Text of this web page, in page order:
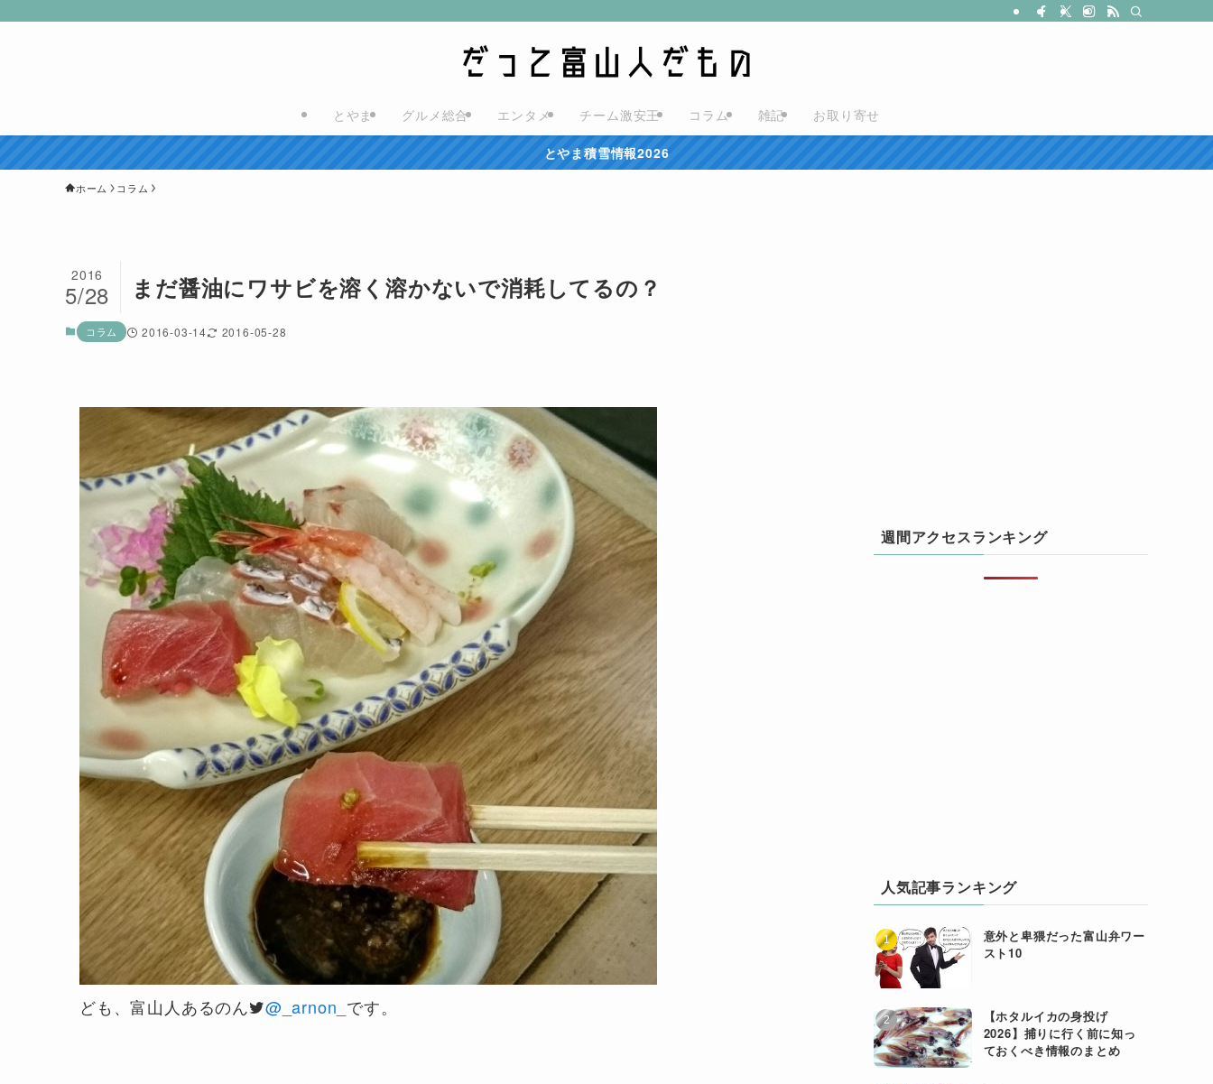
とやま グルメ総合 エンタメ チーム激安王 コラム 雑記 お取り寄せ
とやま積雪情報2026
ホーム コラム
まだ醤油にワサビを溶く溶かないで消耗してるの？
2016
5/28
コラム 2016-03-14 2016-05-28
ども、富山人あるのん @_arnon_ です。
週間アクセスランキング
人気記事ランキング
意外と卑猥だった富山弁ワー
スト10
【ホタルイカの身投げ
2026】捕りに行く前に知っ
ておくべき情報のまとめ